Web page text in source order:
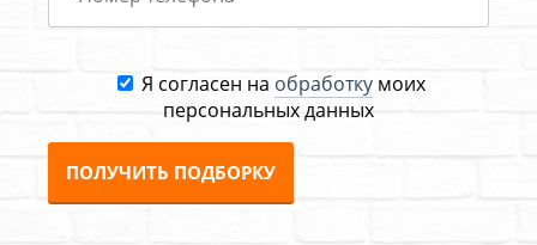
Я согласен на обработкумоих
персональных данных
ПОЛУЧИТЬ ПОДБОРКУ